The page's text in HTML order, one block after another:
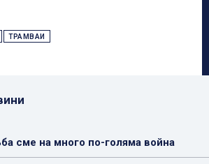
ТРАМВАИ
сме на много по-голяма война